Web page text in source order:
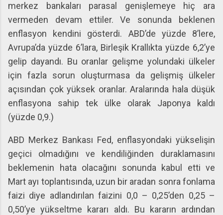
merkez bankaları parasal genişlemeye hiç ara
vermeden devam ettiler. Ve sonunda beklenen
enflasyon kendini gösterdi. ABD’de yüzde 8’lere,
Avrupa’da yüzde 6’lara, Birleşik Krallıkta yüzde 6,2’ye
gelip dayandı. Bu oranlar gelişme yolundaki ülkeler
için fazla sorun oluşturmasa da gelişmiş ülkeler
açısından çok yüksek oranlar. Aralarında hala düşük
enflasyona sahip tek ülke olarak Japonya kaldı
(yüzde 0,9.)
ABD Merkez Bankası Fed, enflasyondaki yükselişin
geçici olmadığını ve kendiliğinden duraklamasını
beklemenin hata olacağını sonunda kabul etti ve
Mart ayı toplantısında, uzun bir aradan sonra fonlama
faizi diye adlandırılan faizini 0,0 – 0,25’den 0,25 –
0,50’ye yükseltme kararı aldı. Bu kararın ardından